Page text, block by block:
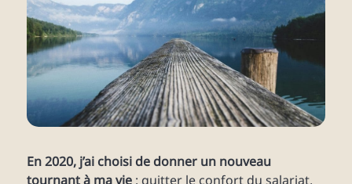
En 2020, j’ai choisi de donner un nouveau
tournant à ma vie: quitter le confort du salariat,